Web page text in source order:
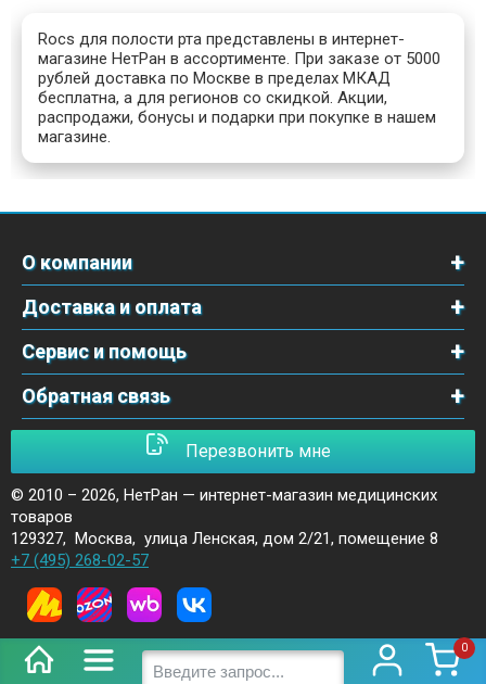
0
Rocs для полости рта представлены в интернет-
магазине НетРан в ассортименте. При заказе от 5000
рублей доставка по Москве в пределах МКАД
бесплатна, а для регионов со скидкой. Акции,
распродажи, бонусы и подарки при покупке в нашем
магазине.
О компании
Доставка и оплата
Сервис и помощь
Обратная связь
Перезвонить мне
© 2010 – 2026, НетРан — интернет-магазин медицинских
товаров
129327, Москва, улица Ленская, дом 2/21, помещение 8
+7 (495) 268-02-57